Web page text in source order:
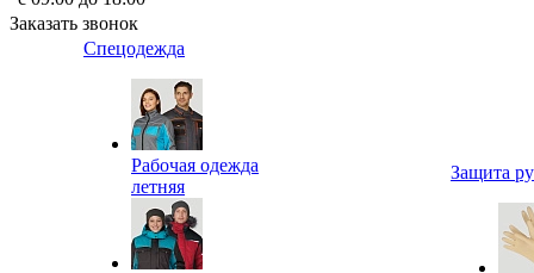
Заказать звонок
Спецодежда
Рабочая одежда
летняя
Защита